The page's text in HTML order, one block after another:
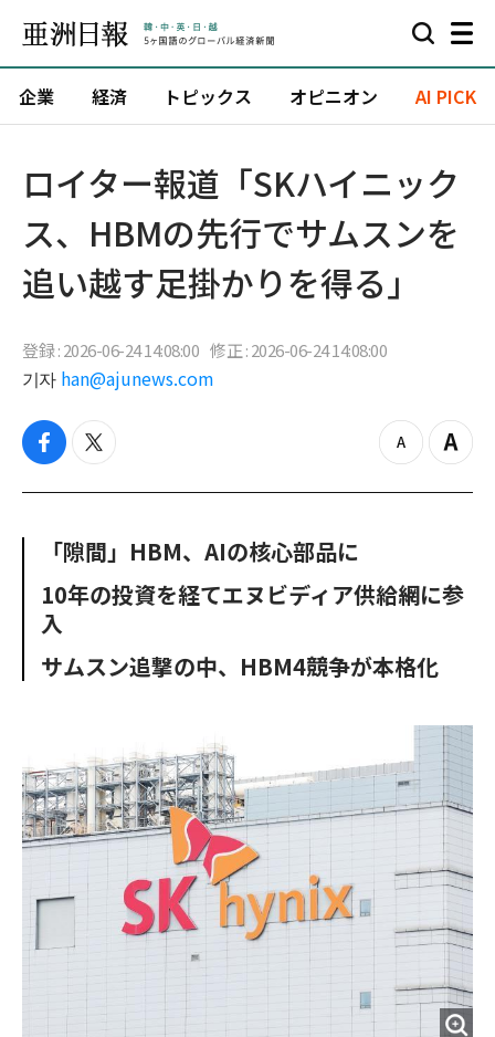
企業 経済 トピックス オピニオン AI PICK
ロイター報道「SKハイニック
ス、HBMの先行でサムスンを
追い越す足掛かりを得る」
登録 : 2026-06-24 14:08:00 修正 : 2026-06-24 14:08:00
기자 han@ajunews.com
f
c
k
t
i
e
z
o
Z
o
「隙間」HBM、AIの核心部品に
10年の投資を経てエヌビディア供給網に参
入
サムスン追撃の中、HBM4競争が本格化